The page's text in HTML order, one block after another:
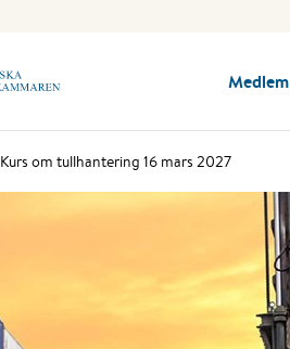
Medlem
Kurs om tullhantering 16 mars 2027